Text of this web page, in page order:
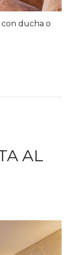
con ducha o
AL